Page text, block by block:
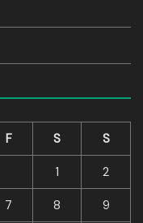
F S S
1 2
7 8 9